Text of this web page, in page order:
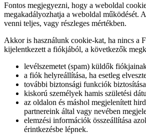
Fontos megjegyezni, hogy a weboldal
megakadályozhatja a weboldal működését.
venni teljes, vagy részleges mértékben.
Akkor is használunk cookie-kat, ha nincs a
kijelentkezett a fiókjából, a következők
levélszemetet (spam) küldők
a fiók helyreállítása, ha esetleg
további biztonsági funkciók
kiskorú személyek hamis születési
az oldalon és máshol megjelenített
partnereink által vagy nevében
elemzési információk összeállítása
érintkezésbe lépnek.